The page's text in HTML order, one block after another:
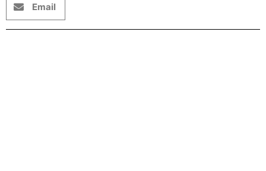
Email